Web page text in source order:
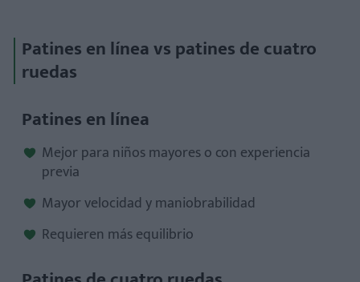
Patines en línea vs patines de cuatro
ruedas
Patines en línea
Mejor para niños mayores o con experiencia
previa
Mayor velocidad y maniobrabilidad
Requieren más equilibrio